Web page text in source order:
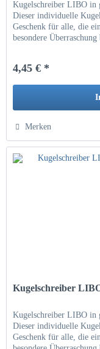
Kugelschreiber LIBO
Dieser individuelle
Geschenk für alle, die
besondere
4,45 € *
Merken
Kugelschreiber
Kugelschreiber LIBO
Dieser individuelle
Geschenk für alle, die